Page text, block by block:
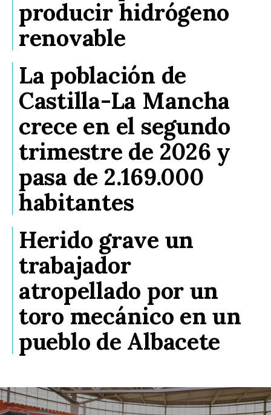
producir hidrógeno
renovable
La población de
Castilla-La Mancha
crece en el segundo
trimestre de 2026 y
pasa de 2.169.000
habitantes
Herido grave un
trabajador
atropellado por un
toro mecánico en un
pueblo de Albacete